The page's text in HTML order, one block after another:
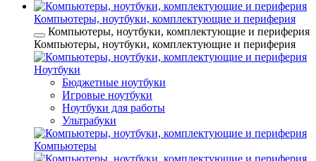
Компьютеры, ноутбуки, комплектующие и периферия
Компьютеры, ноутбуки, комплектующие и периферия
Компьютеры, ноутбуки, комплектующие и периферия
Ноутбуки
Бюджетные ноутбуки
Игровые ноутбуки
Ноутбуки для работы
Ультрабуки
Компьютеры